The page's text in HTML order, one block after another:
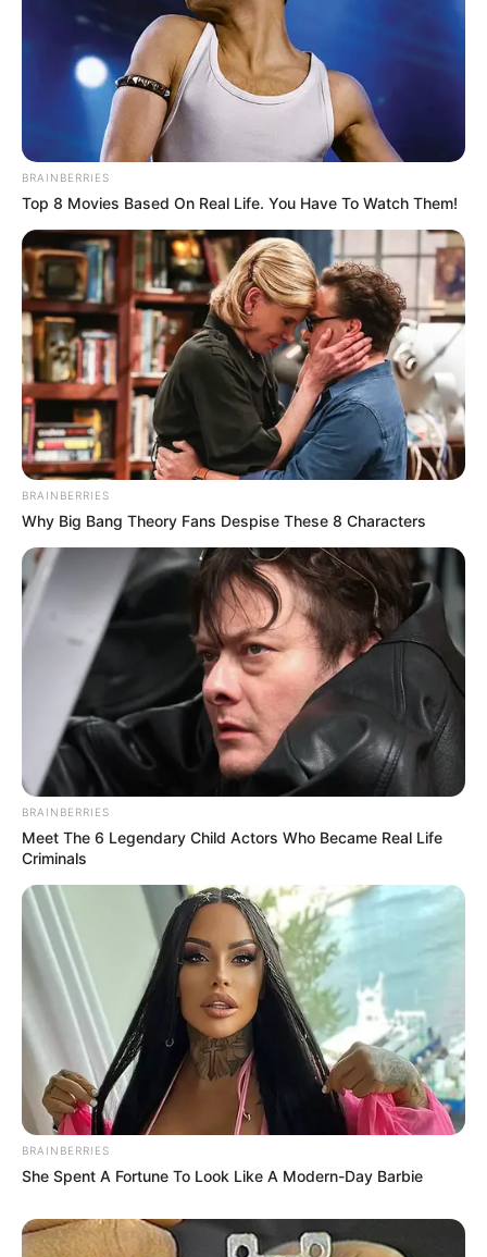
BRAINBERRIES
Top 8 Movies Based On Real Life. You Have To Watch Them!
BRAINBERRIES
Why Big Bang Theory Fans Despise These 8 Characters
BRAINBERRIES
Meet The 6 Legendary Child Actors Who Became Real Life
Criminals
BRAINBERRIES
She Spent A Fortune To Look Like A Modern-Day Barbie